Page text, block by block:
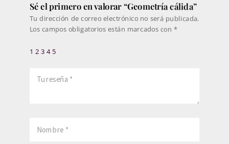
Sé el primero en valorar “Geometría cálida”
Tu dirección de correo electrónico no será publicada.
Los campos obligatorios están marcados con *
1 2 3 4 5